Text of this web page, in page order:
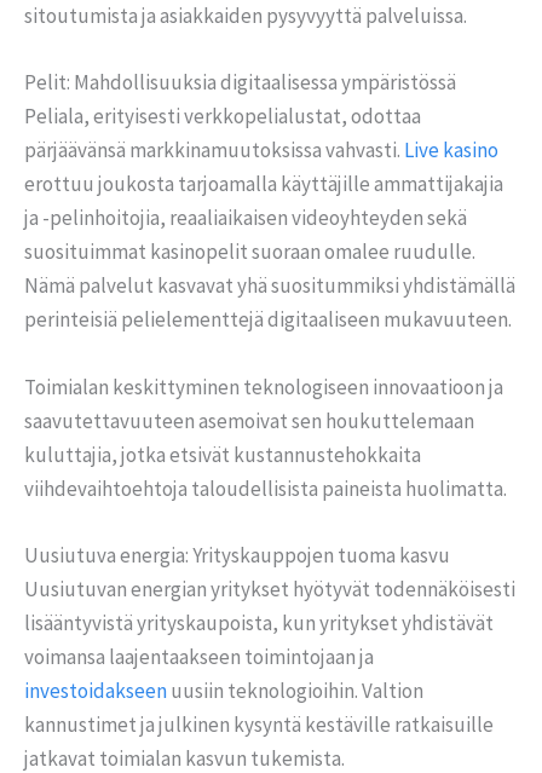
sitoutumista ja asiakkaiden pysyvyyttä palveluissa.
Pelit: Mahdollisuuksia digitaalisessa ympäristössä
Peliala, erityisesti verkkopelialustat, odottaa
pärjäävänsä markkinamuutoksissa vahvasti. Live kasino
erottuu joukosta tarjoamalla käyttäjille ammattijakajia
ja -pelinhoitojia, reaaliaikaisen videoyhteyden sekä
suosituimmat kasinopelit suoraan omalee ruudulle.
Nämä palvelut kasvavat yhä suositummiksi yhdistämällä
perinteisiä pelielementtejä digitaaliseen mukavuuteen.
Toimialan keskittyminen teknologiseen innovaatioon ja
saavutettavuuteen asemoivat sen houkuttelemaan
kuluttajia, jotka etsivät kustannustehokkaita
viihdevaihtoehtoja taloudellisista paineista huolimatta.
Uusiutuva energia: Yrityskauppojen tuoma kasvu
Uusiutuvan energian yritykset hyötyvät todennäköisesti
lisääntyvistä yrityskaupoista, kun yritykset yhdistävät
voimansa laajentaakseen toimintojaan ja
investoidakseenuusiin teknologioihin. Valtion
kannustimet ja julkinen kysyntä kestäville ratkaisuille
jatkavat toimialan kasvun tukemista.